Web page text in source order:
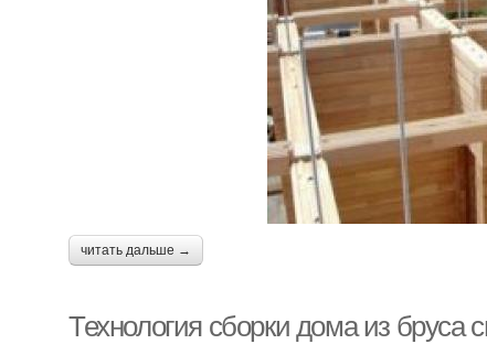
читать дальше →
Технология сборки дома из бруса